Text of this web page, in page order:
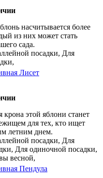
насчитывается более
из них может стать
сада.
посадки, Для
Лисет
крона этой яблони станет
для тех, кто ищет
летним днем.
посадки, Для
Для одиночной посадки,
весной,
Пендула